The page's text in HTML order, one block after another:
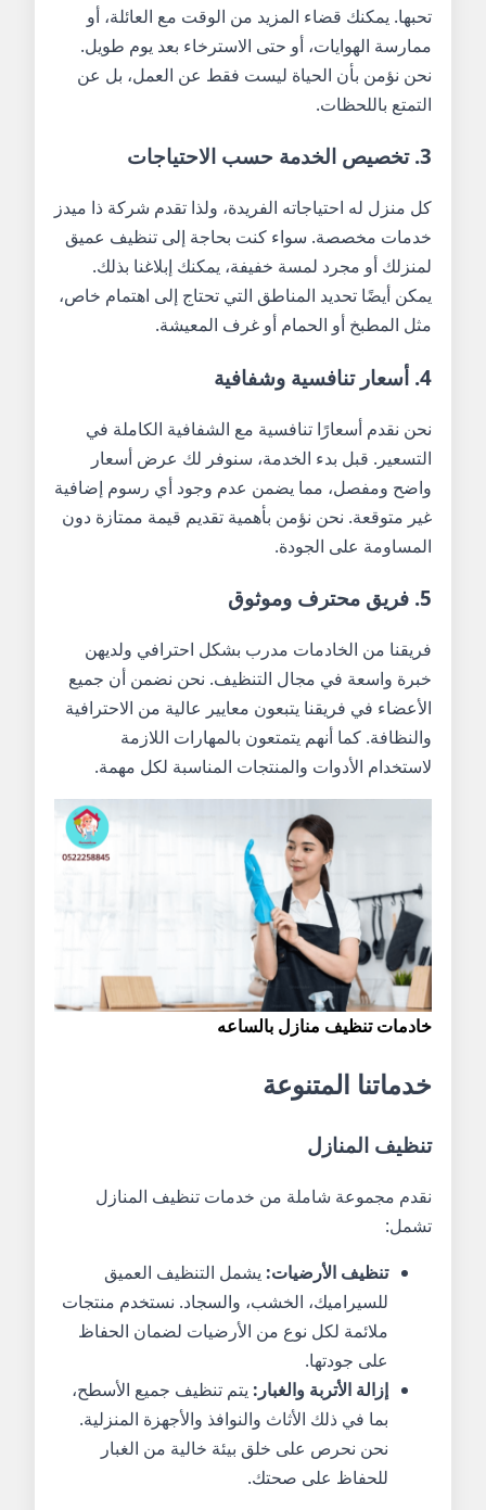
تحبها. يمكنك قضاء المزيد من الوقت مع العائلة، أو
ممارسة الهوايات، أو حتى الاسترخاء بعد يوم طويل.
نحن نؤمن بأن الحياة ليست فقط عن العمل، بل عن
التمتع باللحظات.
3. تخصيص الخدمة حسب الاحتياجات
كل منزل له احتياجاته الفريدة، ولذا تقدم شركة ذا ميدز
خدمات مخصصة. سواء كنت بحاجة إلى تنظيف عميق
لمنزلك أو مجرد لمسة خفيفة، يمكنك إبلاغنا بذلك.
يمكن أيضًا تحديد المناطق التي تحتاج إلى اهتمام خاص،
مثل المطبخ أو الحمام أو غرف المعيشة.
4. أسعار تنافسية وشفافية
نحن نقدم أسعارًا تنافسية مع الشفافية الكاملة في
التسعير. قبل بدء الخدمة، سنوفر لك عرض أسعار
واضح ومفصل، مما يضمن عدم وجود أي رسوم إضافية
غير متوقعة. نحن نؤمن بأهمية تقديم قيمة ممتازة دون
المساومة على الجودة.
5. فريق محترف وموثوق
فريقنا من الخادمات مدرب بشكل احترافي ولديهن
خبرة واسعة في مجال التنظيف. نحن نضمن أن جميع
الأعضاء في فريقنا يتبعون معايير عالية من الاحترافية
والنظافة. كما أنهم يتمتعون بالمهارات اللازمة
لاستخدام الأدوات والمنتجات المناسبة لكل مهمة.
خادمات تنظيف منازل بالساعه
خدماتنا المتنوعة
تنظيف المنازل
نقدم مجموعة شاملة من خدمات تنظيف المنازل
تشمل:
تنظيف الأرضيات: يشمل التنظيف العميق
للسيراميك، الخشب، والسجاد. نستخدم منتجات
ملائمة لكل نوع من الأرضيات لضمان الحفاظ
على جودتها.
إزالة الأتربة والغبار: يتم تنظيف جميع الأسطح،
بما في ذلك الأثاث والنوافذ والأجهزة المنزلية.
نحن نحرص على خلق بيئة خالية من الغبار
للحفاظ على صحتك.